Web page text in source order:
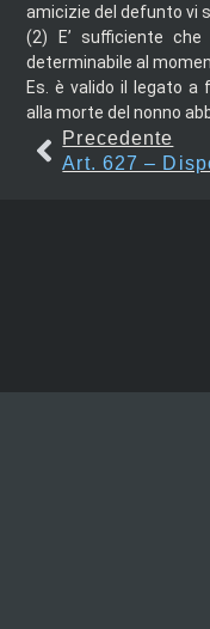
amicizie del defunto vi
(2)
E’ sufficiente
determinabile al
Es. è valido il legato
alla morte del nonno
Precedente